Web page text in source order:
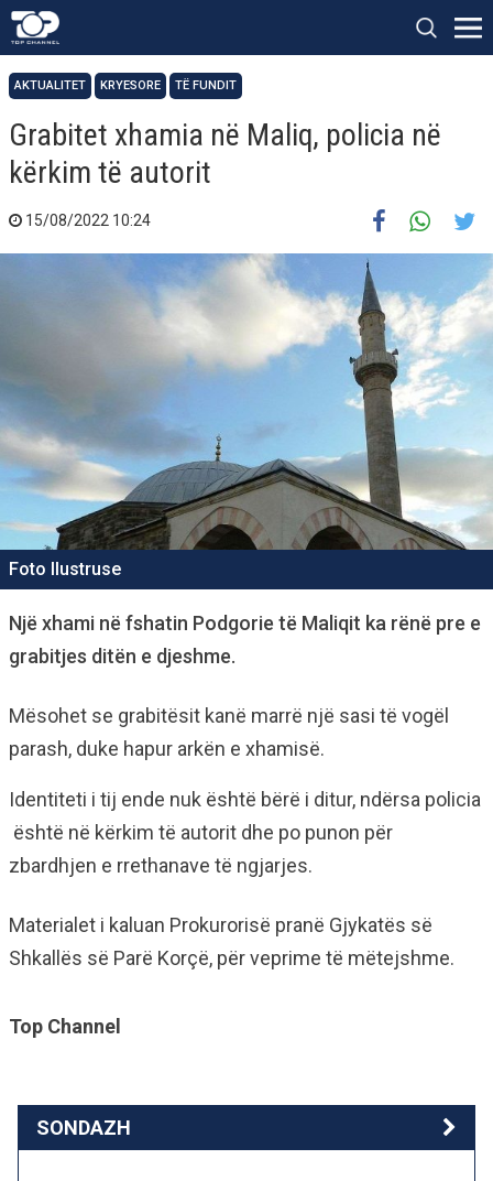
AKTUALITET KRYESORE TË FUNDIT
Grabitet xhamia në Maliq, policia në
kërkim të autorit
15/08/2022 10:24
Foto Ilustruse
Një xhami në fshatin Podgorie të Maliqit ka rënë pre e
grabitjes ditën e djeshme.
Mësohet se grabitësit kanë marrë një sasi të vogël
parash, duke hapur arkën e xhamisë.
Identiteti i tij ende nuk është bërë i ditur, ndërsa policia
është në kërkim të autorit dhe po punon për
zbardhjen e rrethanave të ngjarjes.
Materialet i kaluan Prokurorisë pranë Gjykatës së
Shkallës së Parë Korçë, për veprime të mëtejshme.
Top Channel
SONDAZH